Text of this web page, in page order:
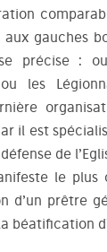
gauches
précise :
les
il est
de
le plus
d’un prêtre
béatification